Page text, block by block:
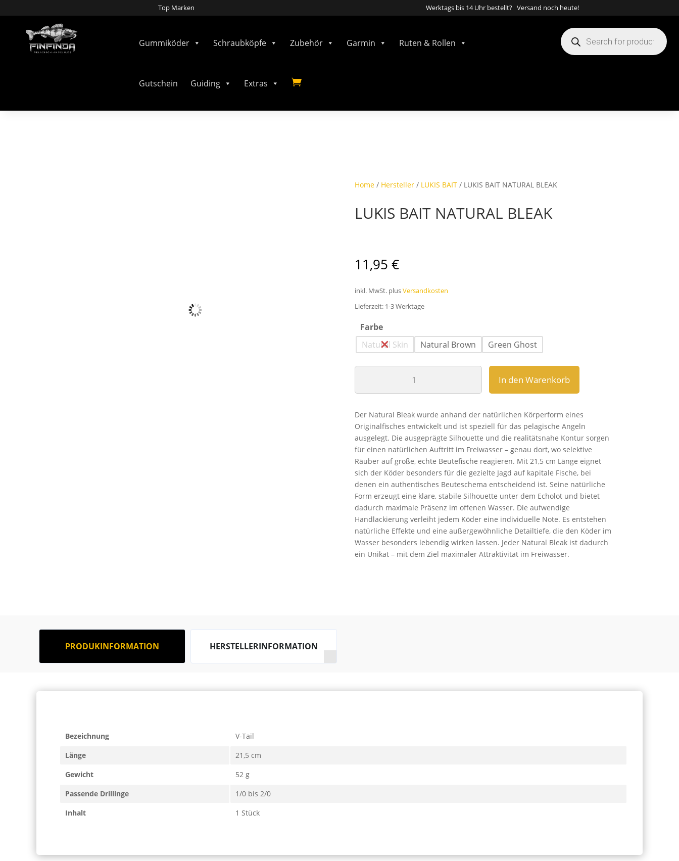
Top Marken Werktags bis 14 Uhr bestellt? Versand noch heute!
Gummiköder Schraubköpfe Zubehör Garmin Ruten & Rollen
Gutschein Guiding Extras 
Products
search
Home/ Hersteller/ LUKIS BAIT/ LUKIS BAIT NATURAL BLEAK
LUKIS BAIT NATURAL BLEAK
11,95 €
inkl. MwSt. plusVersandkosten
Lieferzeit: 1-3 Werktage
Farbe
Natural Skin
Natural Brown Green Ghost
NATURAL
Menge
In den Warenkorb
Der Natural Bleak wurde anhand der natürlichen Körperform eines
Originalfisches entwickelt und ist speziell für das pelagische Angeln
ausgelegt. Die ausgeprägte Silhouette und die realitätsnahe Kontur sorgen
für einen natürlichen Auftritt im Freiwasser – genau dort, wo selektive
Räuber auf große, echte Beutefische reagieren. Mit 21,5 cm Länge eignet
sich der Köder besonders für die gezielte Jagd auf kapitale Fische, bei
denen ein authentisches Beuteschema entscheidend ist. Seine natürliche
Form erzeugt eine klare, stabile Silhouette unter dem Echolot und bietet
dadurch maximale Präsenz im offenen Wasser. Die aufwendige
Handlackierung verleiht jedem Köder eine individuelle Note. Es entstehen
natürliche Effekte und eine außergewöhnliche Detailtiefe, die den Köder im
Wasser besonders lebendig wirken lassen. Jeder Natural Bleak ist dadurch
ein Unikat – mit dem Ziel maximaler Attraktivität im Freiwasser.
Bezeichnung
V-Tail
Länge
21,5 cm
Gewicht
52 g
Passende Drillinge
1/0 bis 2/0
Inhalt
1 Stück
PRODUKINFORMATION HERSTELLERINFORMATION